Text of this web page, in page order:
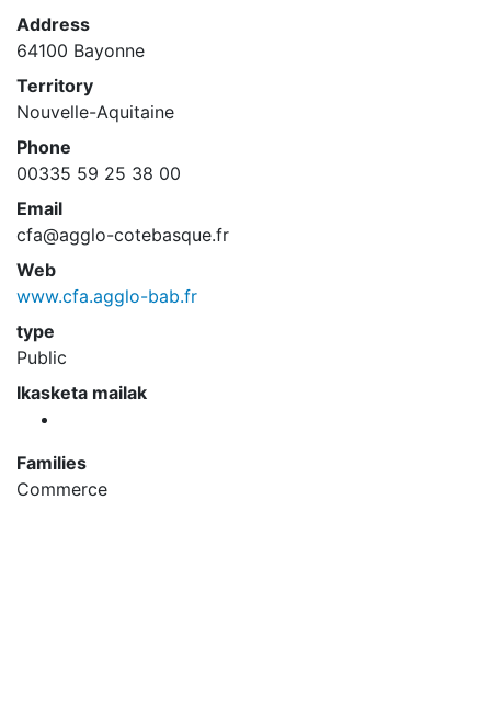
Address
64100 Bayonne
Territory
Nouvelle-Aquitaine
Phone
00335 59 25 38 00
Email
cfa@agglo-cotebasque.fr
Web
www.cfa.agglo-bab.fr
type
Public
Ikasketa mailak
Families
Commerce